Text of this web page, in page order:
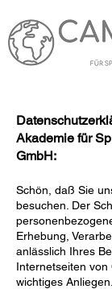
Akademie für
GmbH:
Schön, daß Sie
besuchen. Der
Erhebung,
anlässlich Ihres
Internetseiten von
wichtiges